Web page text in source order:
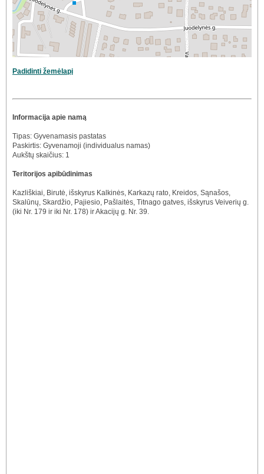
Padidinti žemėlapį
Informacija apie namą
Tipas: Gyvenamasis pastatas
Paskirtis: Gyvenamoji (individualus namas)
Aukštų skaičius: 1
Teritorijos apibūdinimas
Kazliškiai, Birutė, išskyrus Kalkinės, Karkazų rato, Kreidos, Sąnašos,
Skalūnų, Skardžio, Pajiesio, Pašlaitės, Titnago gatves, išskyrus Veiverių g.
(iki Nr. 179 ir iki Nr. 178) ir Akacijų g. Nr. 39.